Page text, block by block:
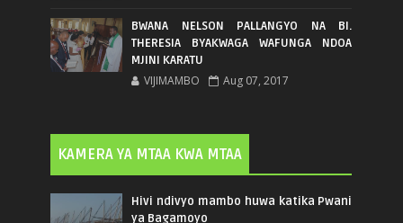
BWANA NELSON PALLANGYO NA BI.
THERESIA BYAKWAGA WAFUNGA NDOA
MJINI KARATU
VIJIMAMBO Aug 07, 2017
KAMERA YA MTAA KWA MTAA
Hivi ndivyo mambo huwa katika Pwani
ya Bagamoyo